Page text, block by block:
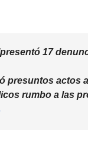
17
presuntos actos
rumbo a las